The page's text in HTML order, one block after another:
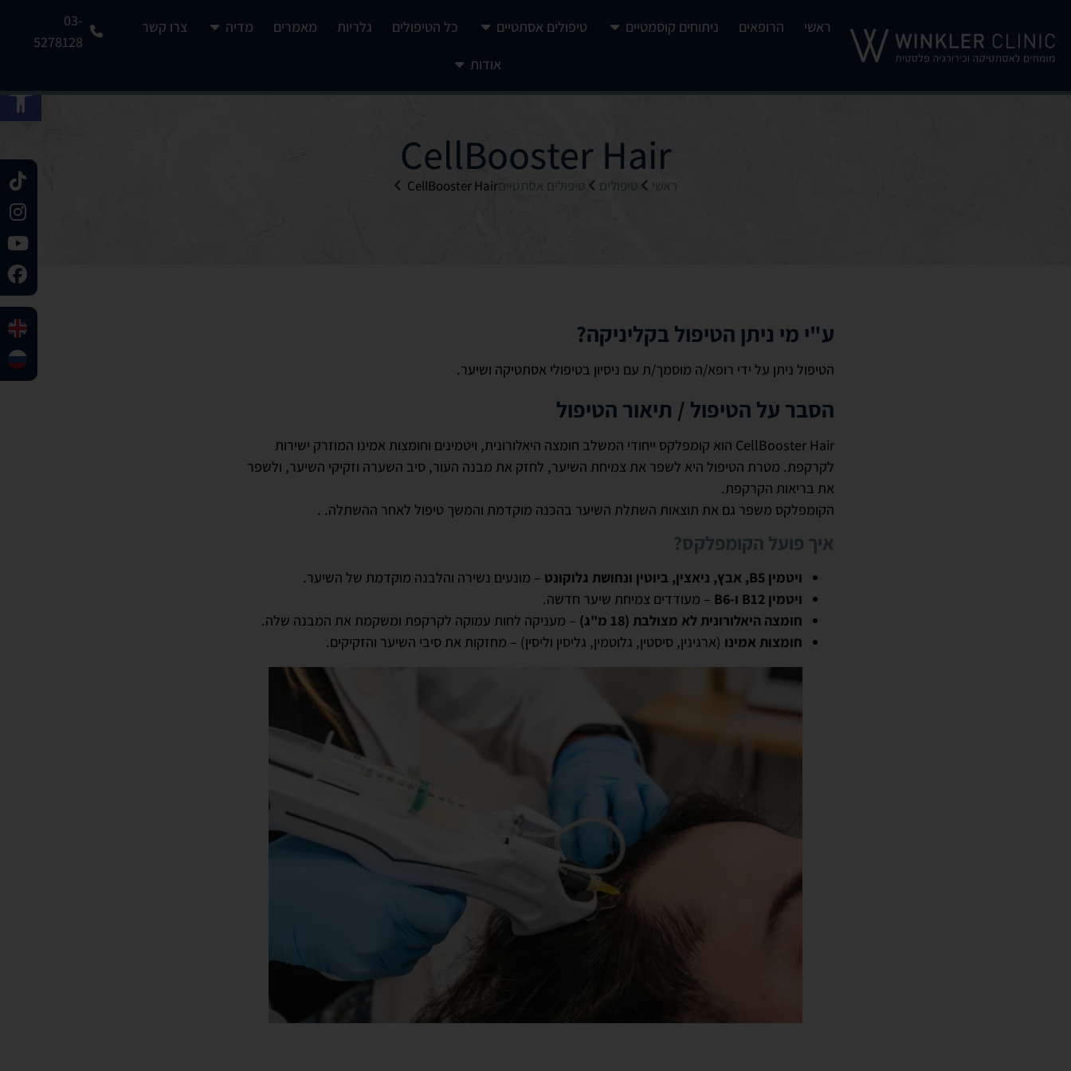
ראשי הרופאים ניתוחים קוסמטיים טיפולים אסתטיים כל הטיפולים גלריות מאמרים מדיה צרו קשר
אודות
03-
5278128
CellBooster Hair
ראשי טיפולים טיפולים אסתטייםCellBooster Hair
ע"י מי ניתן הטיפול בקליניקה?
הטיפול ניתן על ידי רופא/ה מוסמך/ת עם ניסיון בטיפולי אסתטיקה ושיער.
הסבר על הטיפול / תיאור הטיפול
CellBooster Hair הוא קומפלקס ייחודי המשלב חומצה היאלורונית, ויטמינים וחומצות אמינו המוזרק ישירות
לקרקפת. מטרת הטיפול היא לשפר את צמיחת השיער, לחזק את מבנה העור, סיב השערה וזקיקי השיער, ולשפר
את בריאות הקרקפת.
הקומפלקס משפר גם את תוצאות השתלת השיער בהכנה מוקדמת והמשך טיפול לאחר ההשתלה. .
איך פועל הקומפלקס?
ויטמין B5, אבץ, ניאצין, ביוטין ונחושת גלוקונט
– מונעים נשירה והלבנה מוקדמת של השיער.
ויטמין B12 ו-B6
– מעודדים צמיחת שיער חדשה.
חומצה היאלורונית לא מצולבת (18 מ"ג)
– מעניקה לחות עמוקה לקרקפת ומשקמת את המבנה שלה.
חומצות אמינו (ארגינין, סיסטין, גלוטמין, גליסין וליסין) – מחזקות את סיבי השיער והזקיקים.